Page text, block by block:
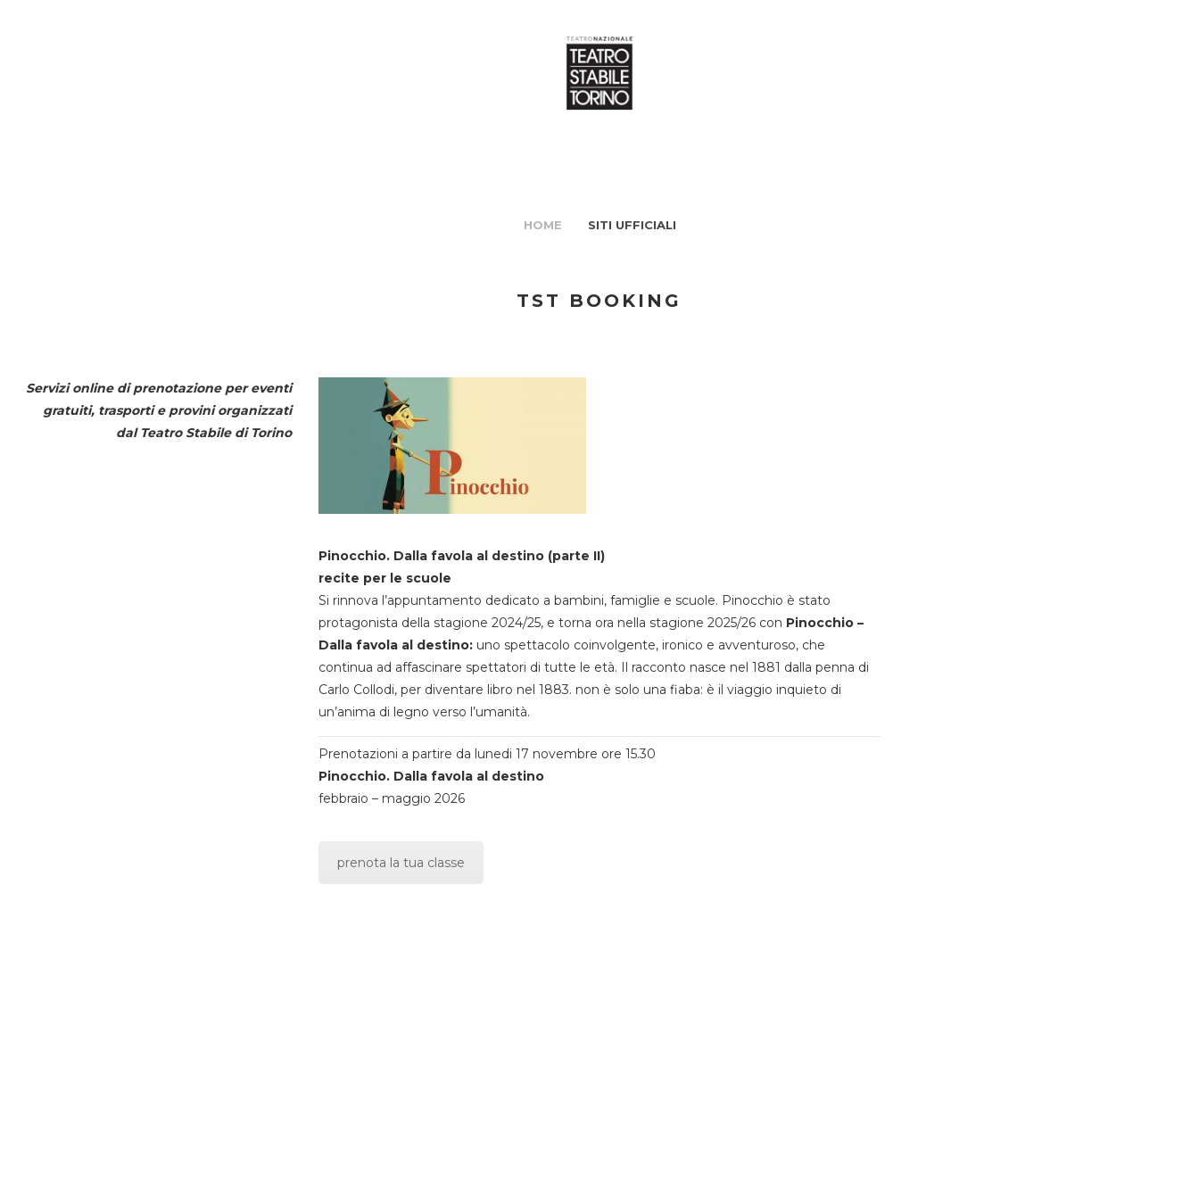
HOME SITI UFFICIALI
TST BOOKING
Servizi online di prenotazione per eventi
gratuiti, trasporti e provini organizzati
dal Teatro Stabile di Torino
Pinocchio. Dalla favola al destino (parte II)
recite per le scuole
Si rinnova l’appuntamento dedicato a bambini, famiglie e scuole. Pinocchio è stato
protagonista della stagione 2024/25, e torna ora nella stagione 2025/26 con Pinocchio –
Dalla favola al destino:uno spettacolo coinvolgente, ironico e avventuroso, che
continua ad affascinare spettatori di tutte le età. Il racconto nasce nel 1881 dalla penna di
Carlo Collodi, per diventare libro nel 1883. non è solo una fiaba: è il viaggio inquieto di
un’anima di legno verso l’umanità.
Prenotazioni a partire da lunedi 17 novembre ore 15.30
Pinocchio. Dalla favola al destino
febbraio – maggio 2026
prenota la tua classe